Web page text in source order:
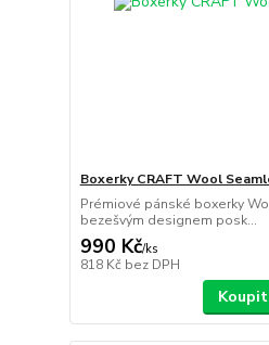
Boxerky CRAFT Wool
Prémiové pánské boxerky
bezešvým designem posk...
990 Kč/ks
818 Kč bez DPH
Koupit